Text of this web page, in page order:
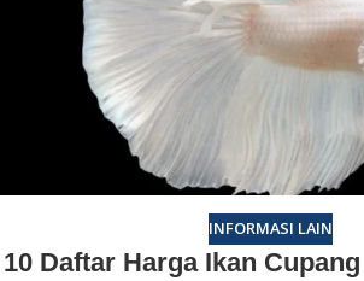
INFORMASI LAIN
10 Daftar Harga Ikan